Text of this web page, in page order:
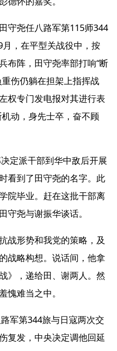
守尧任八路军第115师344
，在平型关战役中，按
布阵，田守尧率部打响“断
伤仍躺在担架上指挥战
权专门发电报对其进行表
动，身先士卒，奋不顾
定派干部到华中敌后开展
看到了田守尧的名字。此
院毕业。赶在这批干部离
守尧与谢振华谈话。
战形势和我党的策略，及
战略构想。说话间，他拿
》，递给田、谢两人。然
愧难当之中。
军第344旅与日寇两次交
复发，中央决定调他回延